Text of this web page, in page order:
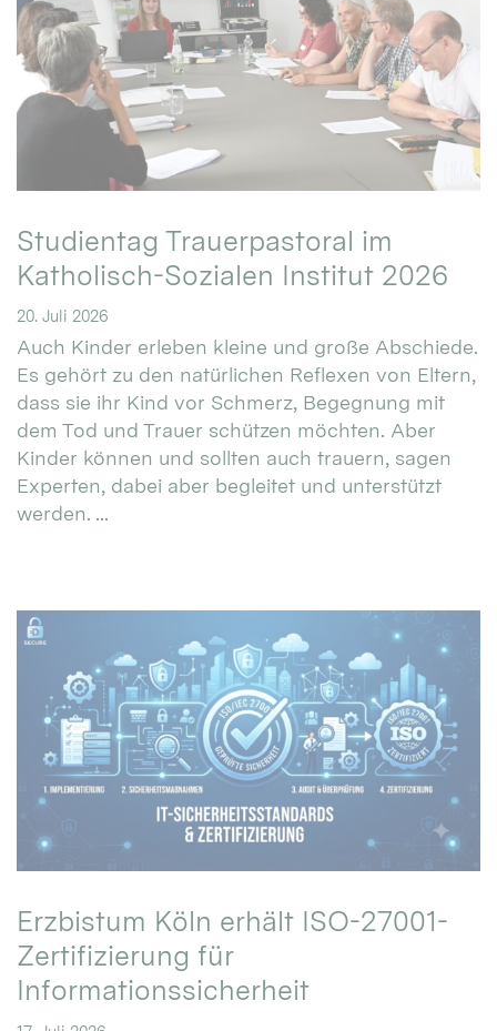
Studientag Trauerpastoral im
Katholisch-Sozialen Institut 2026
20. Juli 2026
Auch Kinder erleben kleine und große Abschiede.
Es gehört zu den natürlichen Reflexen von Eltern,
dass sie ihr Kind vor Schmerz, Begegnung mit
dem Tod und Trauer schützen möchten. Aber
Kinder können und sollten auch trauern, sagen
Experten, dabei aber begleitet und unterstützt
werden. ...
Erzbistum Köln erhält ISO-27001-
Zertifizierung für
Informationssicherheit